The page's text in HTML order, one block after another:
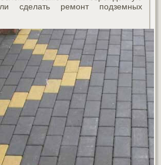
сделать ремонт подземных